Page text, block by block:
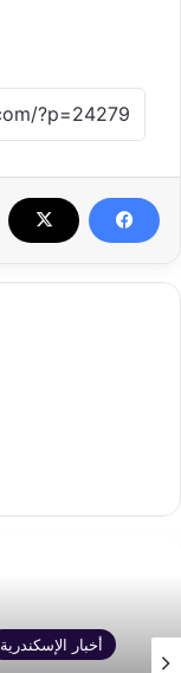
أخبار الإسكندرية